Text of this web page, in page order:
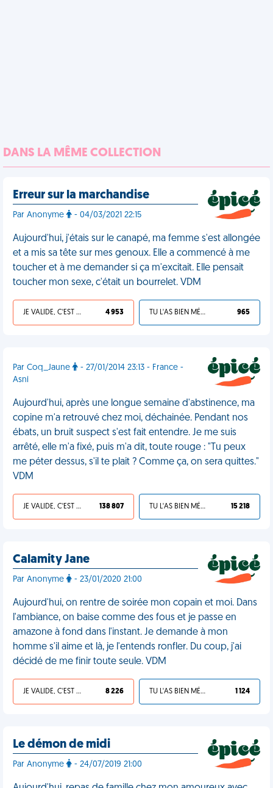
DANS LA MÊME COLLECTION
Erreur sur la marchandise
Par Anonyme - 04/03/2021 22:15
Aujourd'hui, j'étais sur le canapé, ma femme s'est allongée
et a mis sa tête sur mes genoux. Elle a commencé à me
toucher et à me demander si ça m'excitait. Elle pensait
toucher mon sexe, c'était un bourrelet. VDM
JE VALIDE, C'EST UNE VDM 4 953 TU L'AS BIEN MÉRITÉ 965
Par Coq_Jaune
- 27/01/2014 23:13 - France -
Asni
Aujourd'hui, après une longue semaine d'abstinence, ma
copine m'a retrouvé chez moi, déchainée. Pendant nos
ébats, un bruit suspect s'est fait entendre. Je me suis
arrêté, elle m'a fixé, puis m'a dit, toute rouge : "Tu peux
me péter dessus, s'il te plait ? Comme ça, on sera quittes."
VDM
JE VALIDE, C'EST UNE VDM 138 807 TU L'AS BIEN MÉRITÉ 15 218
Calamity Jane
Par Anonyme - 23/01/2020 21:00
Aujourd'hui, on rentre de soirée mon copain et moi. Dans
l'ambiance, on baise comme des fous et je passe en
amazone à fond dans l'instant. Je demande à mon
homme s'il aime et là, je l'entends ronfler. Du coup, j'ai
décidé de me finir toute seule. VDM
JE VALIDE, C'EST UNE VDM 8 226 TU L'AS BIEN MÉRITÉ 1 124
Le démon de midi
Par Anonyme - 24/07/2019 21:00